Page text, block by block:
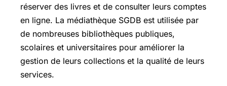
réserver des livres et de consulter leurs comptes
en ligne. La médiathèque SGDB est utilisée par
de nombreuses bibliothèques publiques,
scolaires et universitaires pour améliorer la
gestion de leurs collections et la qualité de leurs
services.